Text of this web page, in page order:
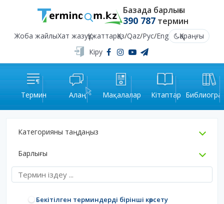
Базада барлығы
390 787термин
Жоба жайлыХат жазуҚұжаттарҚаз/Qaz/Рус/Eng
Қараңғы
Кіру
Термин Алаң Мақалалар Кітаптар
Категорияны таңдаңыз
Барлығы
Бекітілген терминдерді бірінші көрсету